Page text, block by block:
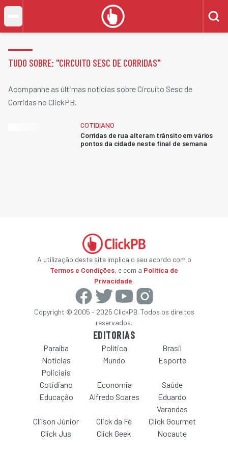
TUDO SOBRE: "CIRCUITO SESC DE CORRIDAS"
Acompanhe as últimas notícias sobre Circuito Sesc de
Corridas no ClickPB.
COTIDIANO
Corridas de rua alteram trânsito em vários
pontos da cidade neste final de semana
A utilização deste site implica o seu acordo com o
Termos e Condições, e com a Política de
Privacidade.
Copyright © 2005 - 2025 ClickPB. Todos os direitos
reservados.
EDITORIAS
Paraíba Política
Brasil
Notícias
Policiais
Mundo Esporte
Cotidiano Economia
Saúde
Educação
Alfredo Soares
Eduardo
Varandas
Clilson Júnior
Click da Fé
Click Gourmet
Click Jus
Click Geek Nocaute